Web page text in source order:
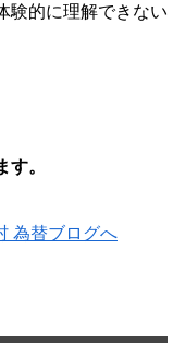
験的に理解できない
。